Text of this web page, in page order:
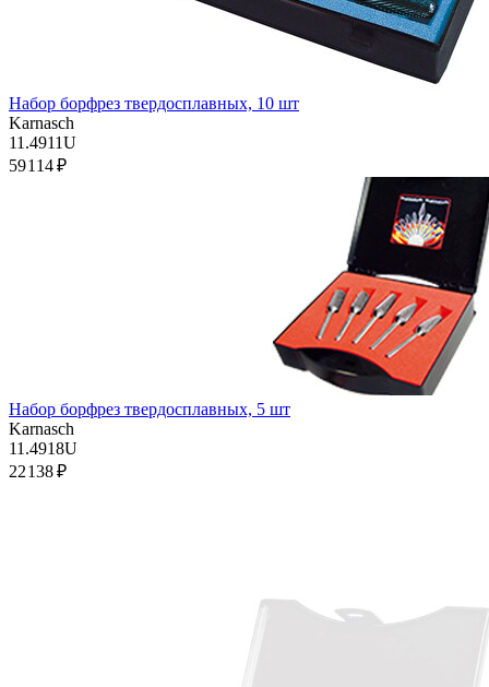
Набор борфрез твердосплавных, 10 шт
Karnasch
11.4911U
59 114 ₽
Набор борфрез твердосплавных, 5 шт
Karnasch
11.4918U
22 138 ₽